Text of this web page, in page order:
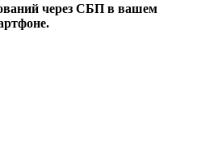
через СБП в вашем